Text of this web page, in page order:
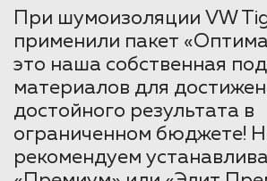
При шумоизоляции VW
применили пакет
это наша собственная
материалов для
достойного результата в
ограниченном бюджете!
рекомендуем